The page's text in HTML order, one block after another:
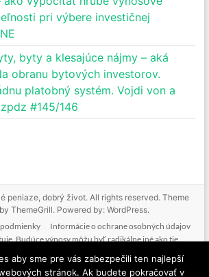
pri výbere investičnej
byty a klesajúce nájmy – aká
obranu bytových investorov.
platobný systém. Vojdi von a
#145/146
peniaze, dobrý život. All rights reserved. Theme
ThemeGrill. Powered by: WordPress.
Informácie o ochrane osobných údajov
Budúce výnosy môžu byť radikálne iné ako tie
budúcnosť. Tak ako nebudeme mať podiel
zodpovednosť ani za vaše straty. Poskytované
aby sme pre vás zabezpečili ten najlepší
stránok. Ak budete pokračovať v